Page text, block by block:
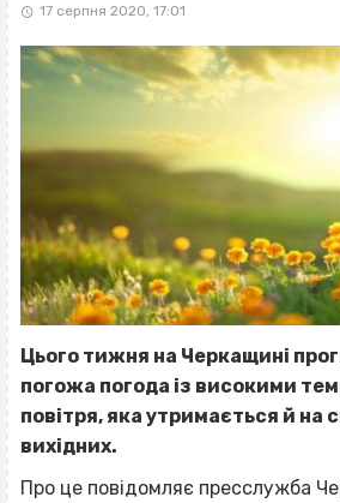
17 серпня 2020, 17:01
Цього тижня на Черкащині
погожа погода із високими
повітря, яка утримається й на
вихідних.
Про це повідомляє пресслужба